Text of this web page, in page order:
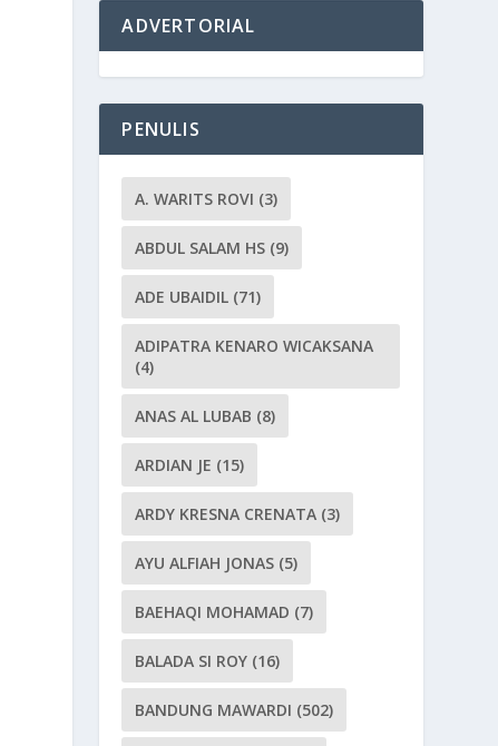
ADVERTORIAL
PENULIS
A. WARITS ROVI (3)
ABDUL SALAM HS (9)
ADE UBAIDIL (71)
ADIPATRA KENARO WICAKSANA
(4)
ANAS AL LUBAB (8)
ARDIAN JE (15)
ARDY KRESNA CRENATA (3)
AYU ALFIAH JONAS (5)
BAEHAQI MOHAMAD (7)
BALADA SI ROY (16)
BANDUNG MAWARDI (502)